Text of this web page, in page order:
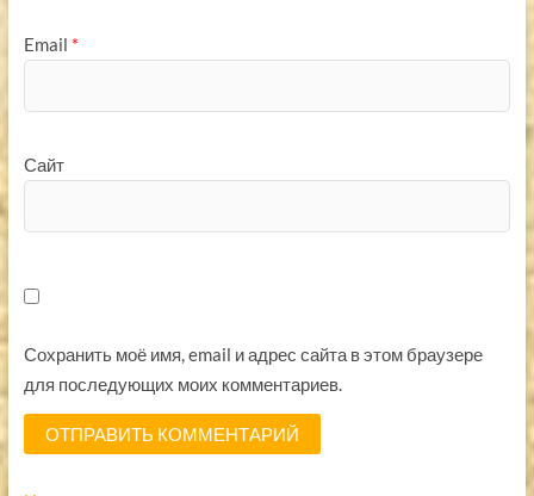
Email *
Сайт
Сохранить моё имя, email и адрес сайта в этом браузере
для последующих моих комментариев.